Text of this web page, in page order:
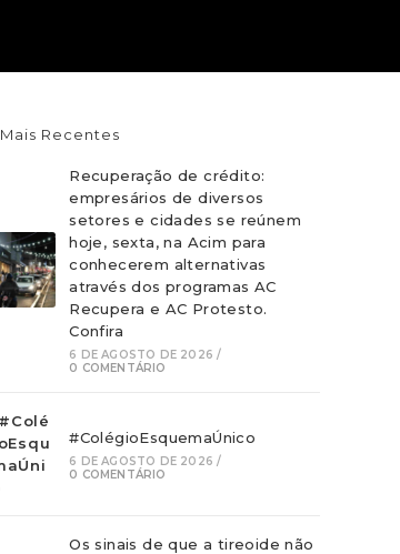
Mais Recentes
Recuperação de crédito:
empresários de diversos
setores e cidades se reúnem
hoje, sexta, na Acim para
conhecerem alternativas
através dos programas AC
Recupera e AC Protesto.
Confira
6 DE AGOSTO DE 2026 /
0 COMENTÁRIO
#ColégioEsquemaÚnico
6 DE AGOSTO DE 2026 /
0 COMENTÁRIO
Os sinais de que a tireoide não